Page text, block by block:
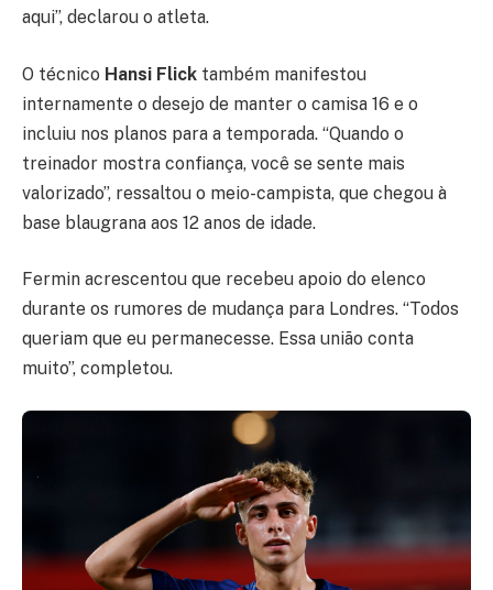
aqui”, declarou o atleta.
O técnico Hansi Flick também manifestou
internamente o desejo de manter o camisa 16 e o
incluiu nos planos para a temporada. “Quando o
treinador mostra confiança, você se sente mais
valorizado”, ressaltou o meio-campista, que chegou à
base blaugrana aos 12 anos de idade.
Fermin acrescentou que recebeu apoio do elenco
durante os rumores de mudança para Londres. “Todos
queriam que eu permanecesse. Essa união conta
muito”, completou.